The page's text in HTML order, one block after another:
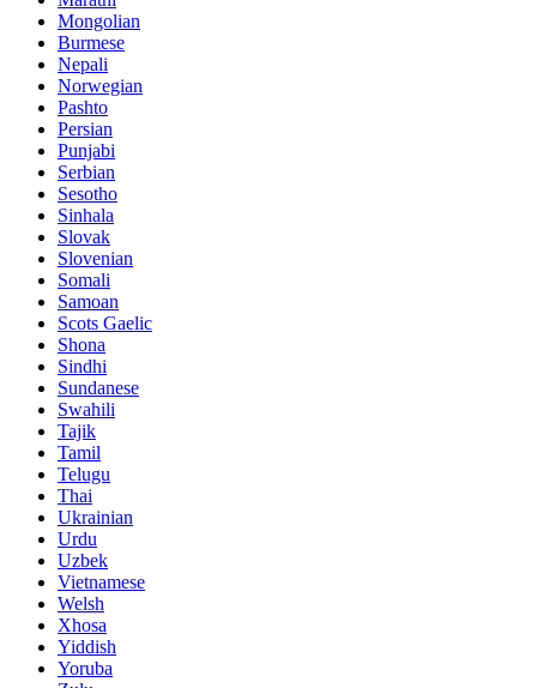
Mongolian
Burmese
Nepali
Norwegian
Pashto
Persian
Punjabi
Serbian
Sesotho
Sinhala
Slovak
Slovenian
Somali
Samoan
Scots Gaelic
Shona
Sindhi
Sundanese
Swahili
Tajik
Tamil
Telugu
Thai
Ukrainian
Urdu
Uzbek
Vietnamese
Welsh
Xhosa
Yiddish
Yoruba